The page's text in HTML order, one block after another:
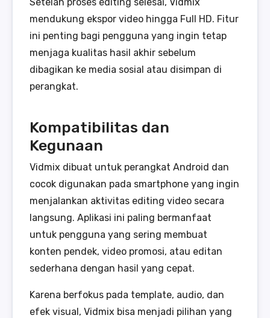
mendukung ekspor video hingga Full HD. Fitur
ini penting bagi pengguna yang ingin tetap
menjaga kualitas hasil akhir sebelum
dibagikan ke media sosial atau disimpan di
perangkat.
Kompatibilitas dan
Kegunaan
Vidmix dibuat untuk perangkat Android dan
cocok digunakan pada smartphone yang ingin
menjalankan aktivitas editing video secara
langsung. Aplikasi ini paling bermanfaat
untuk pengguna yang sering membuat
konten pendek, video promosi, atau editan
sederhana dengan hasil yang cepat.
Karena berfokus pada template, audio, dan
efek visual, Vidmix bisa menjadi pilihan yang